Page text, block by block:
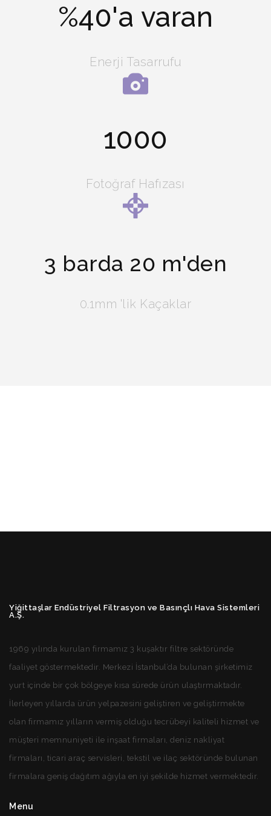
40
Enerji Tasarrufu
1000
Fotoğraf Hafızası
3 barda 20 m'den
0.1mm 'lik Kaçaklar
Yiğittaşlar Endüstriyel Filtrasyon ve Basınçlı Hava Sistemleri
A.Ş.
1969 yılında kurulan firmamız 3 kuşaktır filtre sektöründe
faaliyet göstermektedir. Merkezi İstanbul’da bulunan şirketimiz
yurt içinde bir çok bölgeye kısa sürede ürün ulaştırmaktadır.
İlerleyen yıllarda ürün yelpazesini geliştiren ve geliştirmekte
olan firmamız yılların vermiş olduğu tecrübeyi kaliteli hizmet ve
müşteri memnuniyeti ile inşaat firmaları, deniz nakliyat
firmaları, ticari araç servisleri, tekstil ve ilaç sektöründe bulunan
firmalara geniş dağıtım ağıyla en iyi şekilde hizmet vermektedir.
Menu